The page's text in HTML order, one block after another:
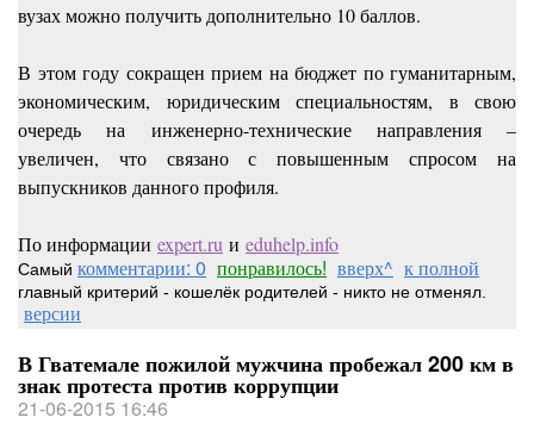
вузах можно получить дополнительно 10 баллов.
В этом году сокращен прием на бюджет по гуманитарным,
экономическим, юридическим специальностям, в свою
очередь на инженерно-технические направления –
увеличен, что связано с повышенным спросом на
выпускников данного профиля.
По информации expert.ru и eduhelp.info
Самый
главный критерий - кошелёк родителей - никто не отменял.
комментарии: 0 понравилось! вверх^ к полной
версии
В Гватемале пожилой мужчина пробежал 200 км в
знак протеста против коррупции
21-06-2015 16:46